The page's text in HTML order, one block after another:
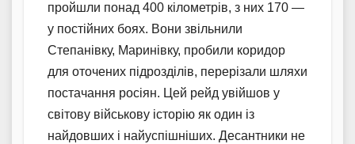
пройшли понад 400 кілометрів, з них 170 —
у постійних боях. Вони звільнили
Степанівку, Маринівку, пробили коридор
для оточених підрозділів, перерізали шляхи
постачання росіян. Цей рейд увійшов у
світову військову історію як один із
найдовших і найуспішніших. Десантники не